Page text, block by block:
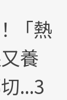
「熱
養
...3